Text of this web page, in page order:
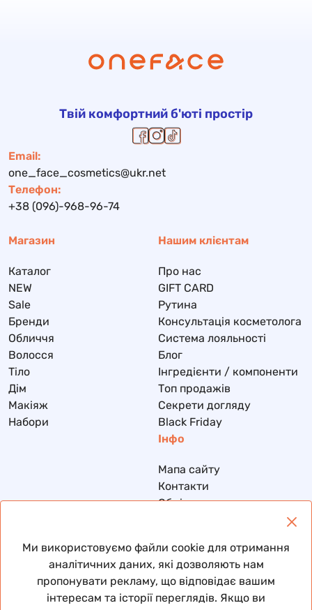
Твій комфортний б'юті простір
Email:
one_face_cosmetics@ukr.net
Телефон:
+38 (096)-968-96-74
Магазин
Каталог
NEW
Sale
Бренди
Обличчя
Волосся
Тіло
Дім
Макіяж
Набори
Нашим клієнтам
Про нас
GIFT CARD
Рутина
Консультація косметолога
Система лояльності
Блог
Інгредієнти / компоненти
Топ продажів
Секрети догляду
Black Friday
Інфо
Мапа сайту
Контакти
Обмін та повернення
Договір публічної оферти
Ми використовуємо файли cookie для отримання
аналітичних даних, які дозволяють нам
пропонувати рекламу, що відповідає вашим
інтересам та історії переглядів. Якщо ви